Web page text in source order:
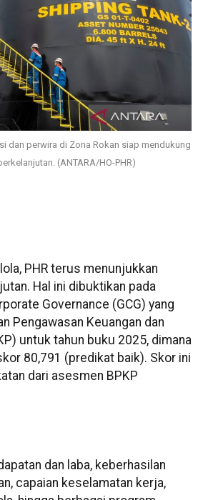
dan perwira di Zona Rokan siap mendukung
(ANTARA/HO-PHR)
PHR terus menunjukkan
Hal ini dibuktikan pada
Governance (GCG) yang
Pengawasan Keuangan dan
untuk tahun buku 2025, dimana
80,791 (predikat baik). Skor ini
dari asesmen BPKP
dan laba, keberhasilan
capaian keselamatan kerja,